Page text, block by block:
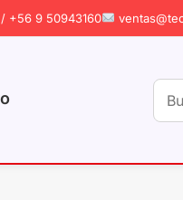
+56 9 50943160